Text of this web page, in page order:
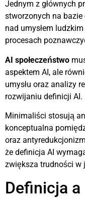
Jednym z głównych
stworzonych na bazie
nad umysłem
procesach
AI społeczeństwo
aspektem AI, ale
umysłu oraz analizy
rozwijaniu definicji AI.
Minimaliści stosują
konceptualna
oraz
że definicja AI
zwiększa trudności w
Definicja